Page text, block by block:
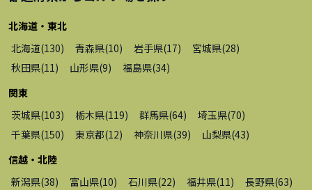
北海道・東北
北海道(130) 青森県(10) 岩手県(17) 宮城県(28)
秋田県(11 ) 山形県(9) 福島県(34)
関東
茨城県(103) 栃木県(119) 群馬県(64) 埼玉県(70)
千葉県(150) 東京都(12) 神奈川県(39) 山梨県(43)
信越・北陸
新潟県(38) 富山県(10) 石川県(22) 福井県(11 ) 長野県(63)